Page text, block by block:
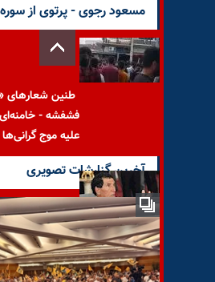
مسعود رجوی - پرتوی از سوره
طنین شعارهای
فشفشه -
علیه موج گرانی‌ها
مردم لیبی مرده
جوانان انقلاب ۱۷فوریه زنده شدند
آخرین گزارشات تصویری